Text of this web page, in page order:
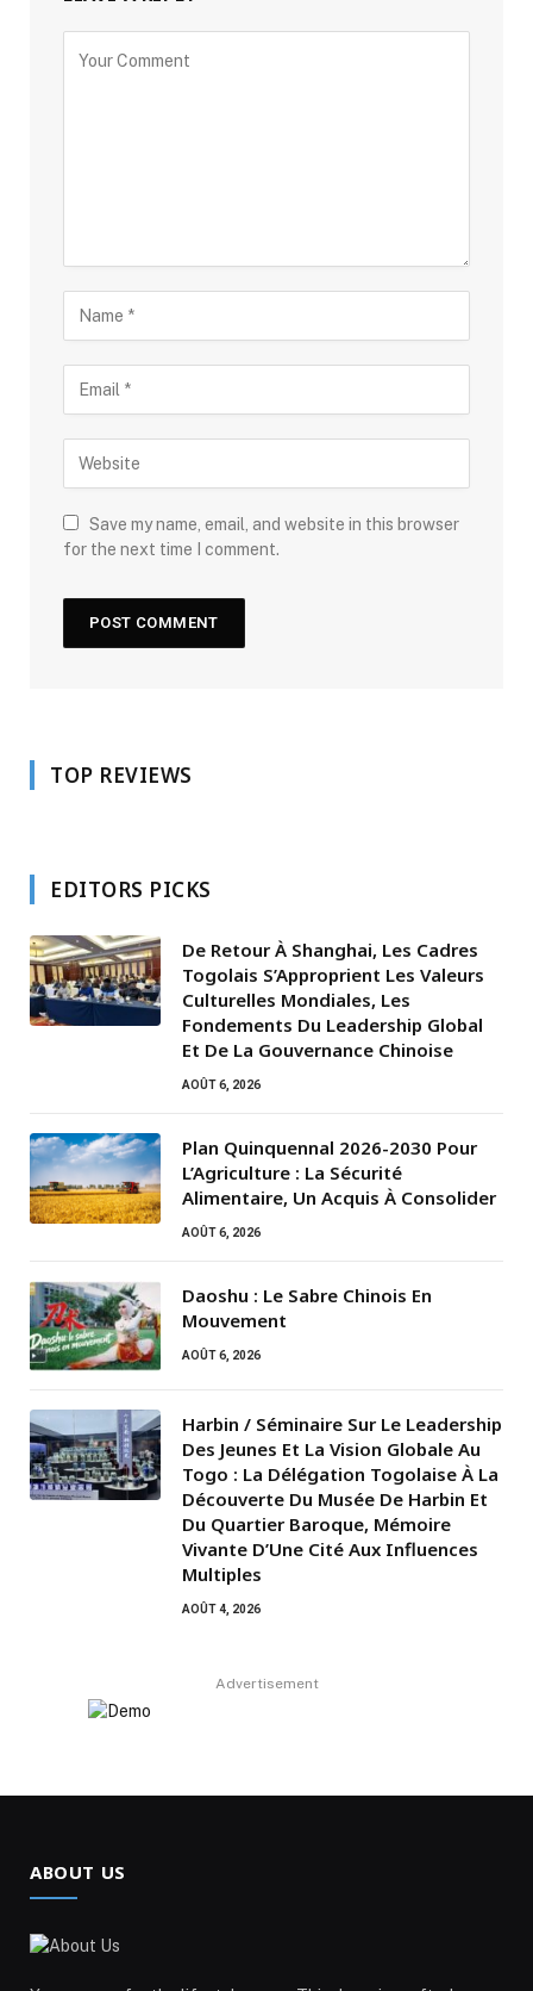
Save my name, email, and website in this browser
for the next time I comment.
TOP REVIEWS
EDITORS PICKS
De Retour À Shanghai, Les Cadres
Togolais S’Approprient Les Valeurs
Culturelles Mondiales, Les
Fondements Du Leadership Global
Et De La Gouvernance Chinoise
AOÛT 6, 2026
Plan Quinquennal 2026-2030 Pour
L’Agriculture : La Sécurité
Alimentaire, Un Acquis À Consolider
AOÛT 6, 2026
Daoshu : Le Sabre Chinois En
Mouvement
AOÛT 6, 2026
Harbin / Séminaire Sur Le Leadership
Des Jeunes Et La Vision Globale Au
Togo : La Délégation Togolaise À La
Découverte Du Musée De Harbin Et
Du Quartier Baroque, Mémoire
Vivante D’Une Cité Aux Influences
Multiples
AOÛT 4, 2026
Advertisement
ABOUT US